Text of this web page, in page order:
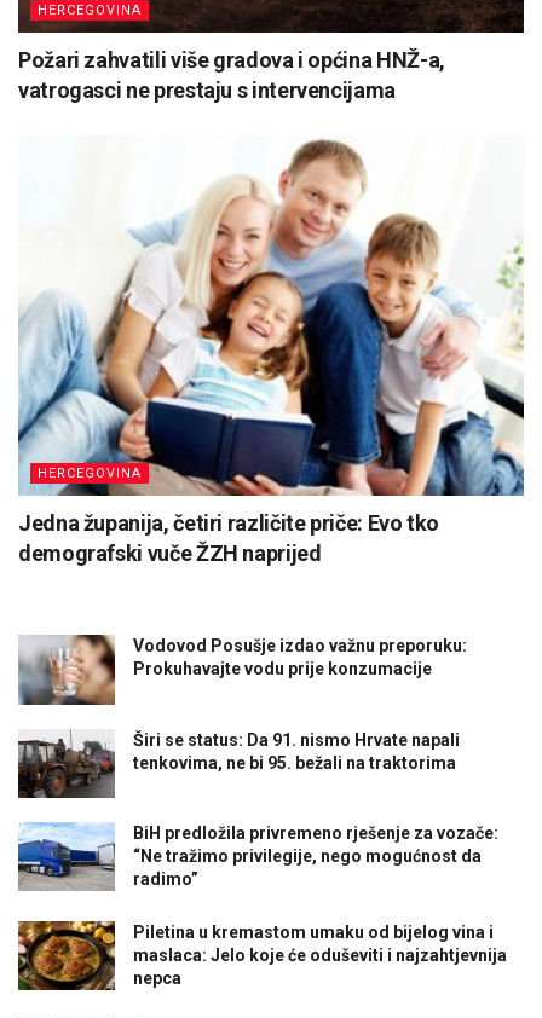
HERCEGOVINA
Požari zahvatili više gradova i općina HNŽ-a,
vatrogasci ne prestaju s intervencijama
HERCEGOVINA
Jedna županija, četiri različite priče: Evo tko
demografski vuče ŽZH naprijed
Vodovod Posušje izdao važnu preporuku:
Prokuhavajte vodu prije konzumacije
Širi se status: Da 91. nismo Hrvate napali
tenkovima, ne bi 95. bežali na traktorima
BiH predložila privremeno rješenje za vozače:
“Ne tražimo privilegije, nego mogućnost da
radimo”
Piletina u kremastom umaku od bijelog vina i
maslaca: Jelo koje će oduševiti i najzahtjevnija
nepca